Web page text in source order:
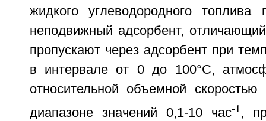
жидкого углеводородного топлива
неподвижный адсорбент,
пропускают через адсорбент при
в интервале от 0 до 100°C,
относительной объемной
диапазоне значений 0,1-10 час-1,